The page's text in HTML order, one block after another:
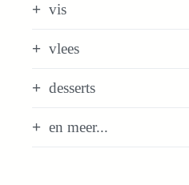
vis
vlees
desserts
en meer...